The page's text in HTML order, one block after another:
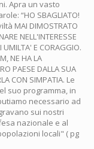
Apra un vasto
“HO SBAGLIATO!
MAI DIMOSTRATO
NELL'INTERESSE
UMILTA' E CORAGGIO.
NE HA LA
PAESE DALLA SUA
CON SIMPATIA. Le
suo programma, in
necessario ad
sui nostri
nazionale e al
locali" ( pg